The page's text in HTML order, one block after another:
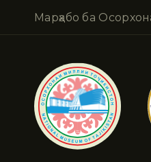
Марҳабо ба